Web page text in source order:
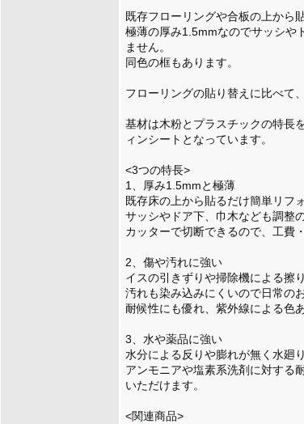
既存フローリングや合板の上から
極薄の厚み1.5mmなのでサッシや
ません。
同色の框もあります。
フローリングの貼り替えに比べて
基材は木粉とプラスチックの特長
ィンシートとなっています。
<3つの特長>
1、厚み1.5mmと極薄
既存床の上から貼るだけ簡単リフォ
サッシやドア下、巾木なども調整
カッターで切断できるので、工費
2、傷や汚れに強い
イスの引きずりや掃除機による擦
汚れも染み込みにくいので日常の
耐候性にも優れ、紫外線による色
3、水や薬品に強い
水分による反りや膨れが無く水廻
アンモニアや塩素系洗剤に対する
いただけます。
<関連商品>